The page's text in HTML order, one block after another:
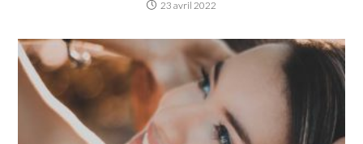
23 avril 2022